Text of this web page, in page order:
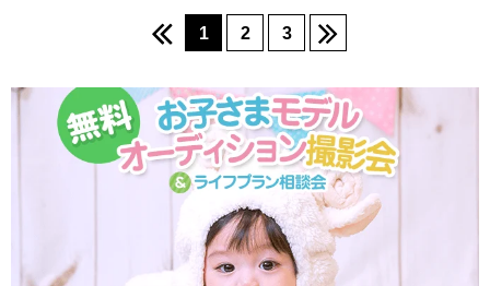
1 2 3